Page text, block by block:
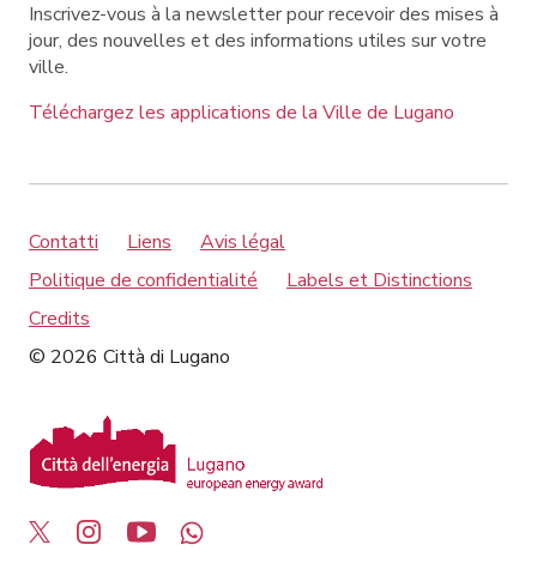
Inscrivez-vous à la newsletter pour recevoir des mises à
jour, des nouvelles et des informations utiles sur votre
ville.
Téléchargez les applications de la Ville de Lugano
Contatti Liens
Avis légal
Politique de confidentialité
Labels et Distinctions
Credits
© 2026 Città di Lugano